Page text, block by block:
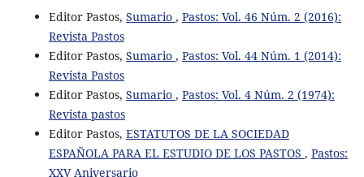
Editor Pastos, Sumario , Pastos: Vol. 46 Núm. 2 (2016):
Revista Pastos
Editor Pastos, Sumario , Pastos: Vol. 44 Núm. 1 (2014):
Revista Pastos
Editor Pastos, Sumario , Pastos: Vol. 4 Núm. 2 (1974):
Revista pastos
Editor Pastos, ESTATUTOS DE LA SOCIEDAD
ESPAÑOLA PARA EL ESTUDIO DE LOS PASTOS , Pastos:
XXV Aniversario